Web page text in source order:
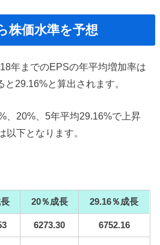
株価水準を予想
年までのEPSの年平均増加率は
29.16%と算出されます。
、20%、5年平均29.16%で上昇
以下となります。
20％成長 29.16％成長
6273.30 6752.16